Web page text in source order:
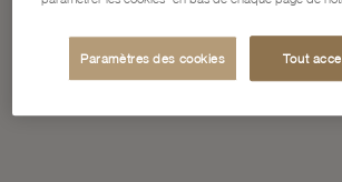
Paramètres des cookies Tout